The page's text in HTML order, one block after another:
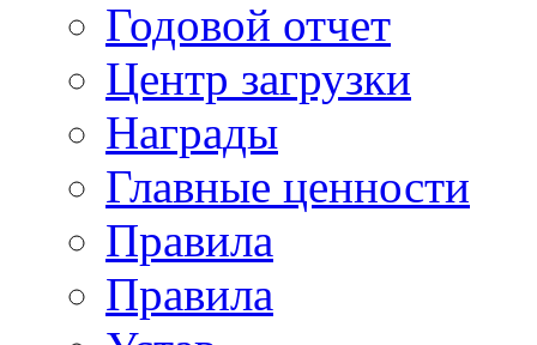
Годовой отчет
Центр загрузки
Награды
Главные ценности
Правила
Правила